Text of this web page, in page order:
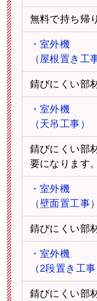
無料で持ち帰
・室外機
（屋根置き工
錆びにくい部
・室外機
（天吊工事）
錆びにくい部
要になります。
・室外機
（壁面置工事）
錆びにくい部
・室外機
（2段置き工事
錆びにくい部